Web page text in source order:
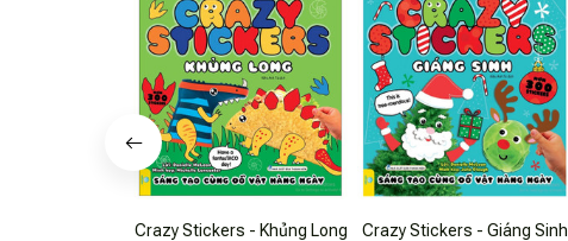
Crazy Stickers - Khủng Long
Crazy Stickers - Giáng Sinh